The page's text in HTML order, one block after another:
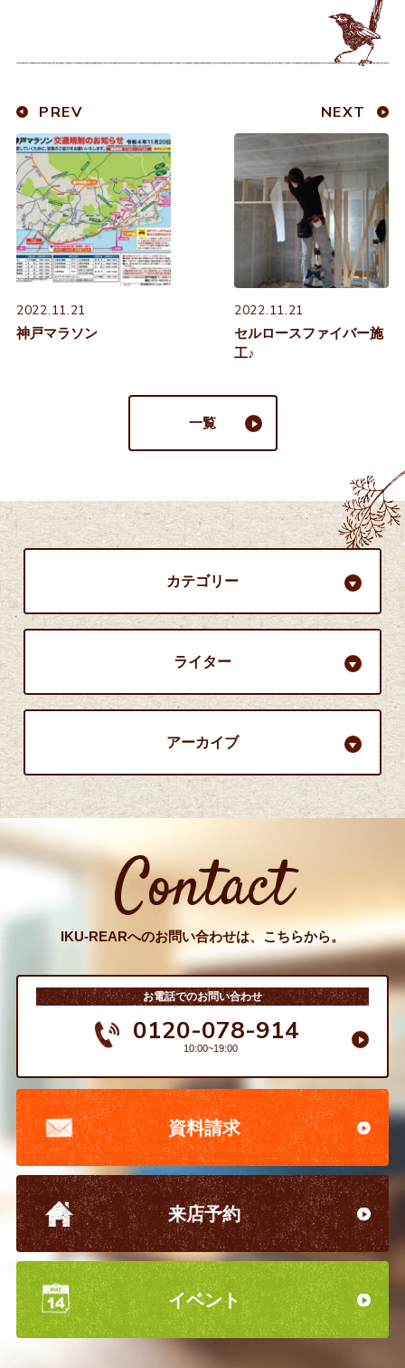
PREV
2022.11.21
神戸マラソン
NEXT
2022.11.21
セルロースファイバー施
工♪
一覧
カテゴリー
ライター
アーカイブ
Contact
IKU-REARへのお問い合わせは、こちらから。
お電話でのお問い合わせ
0120-078-914
10:00~19:00
資料請求
来店予約
イベント